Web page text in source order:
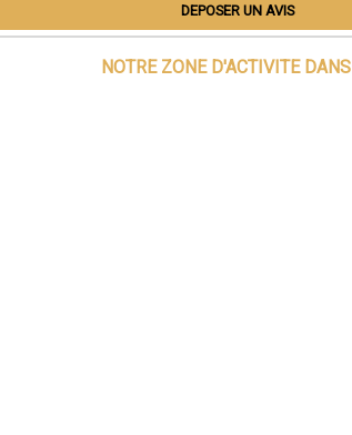
DEPOSER UN AVIS
NOTRE ZONE D'ACTIVITE DANS